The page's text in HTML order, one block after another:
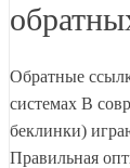
Обратные
системах В
беклинки)
Правильная